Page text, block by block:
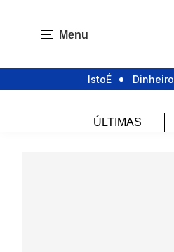
Menu
IstoÉ Dinheiro
ÚLTIMAS